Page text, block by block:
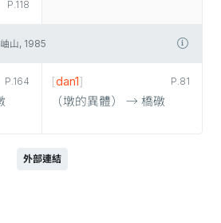
P.118
山, 1985
P.164 P.81
[dan1]
（墩的異體） → 橋礅
外部連結